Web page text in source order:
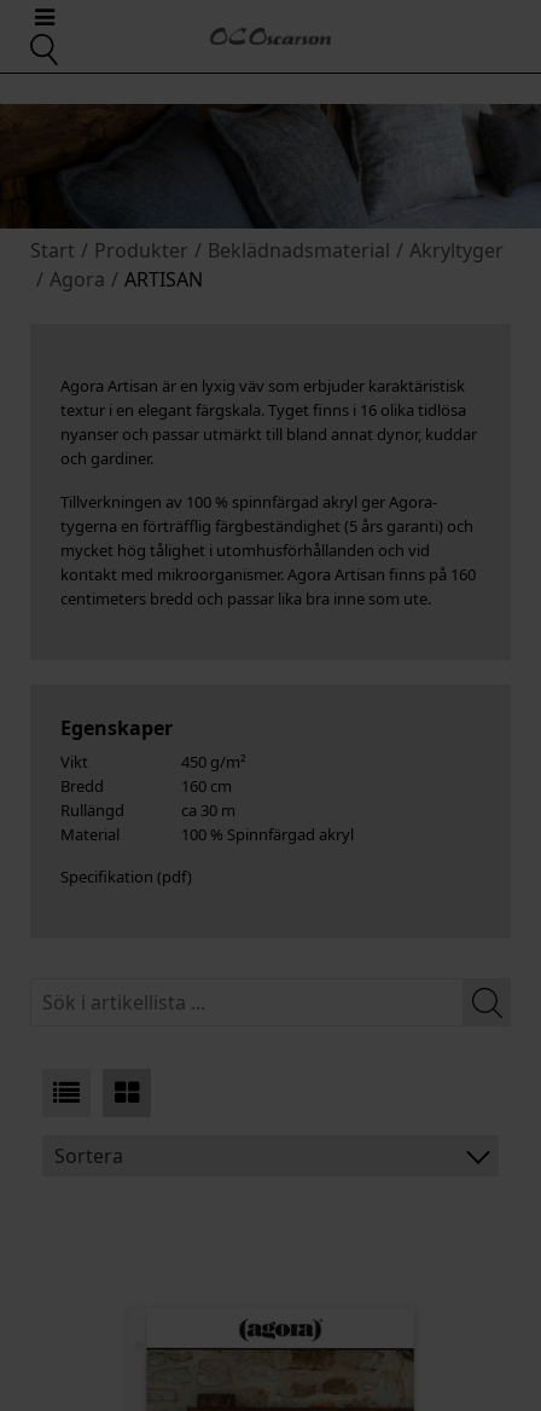
Start / Produkter / Beklädnadsmaterial / Akryltyger
/ Agora / ARTISAN
Agora Artisan är en lyxig väv som erbjuder karaktäristisk
textur i en elegant färgskala. Tyget finns i 16 olika tidlösa
nyanser och passar utmärkt till bland annat dynor, kuddar
och gardiner.
Tillverkningen av 100 % spinnfärgad akryl ger Agora-
tygerna en förträfflig färgbeständighet (5 års garanti) och
mycket hög tålighet i utomhusförhållanden och vid
kontakt med mikroorganismer. Agora Artisan finns på 160
centimeters bredd och passar lika bra inne som ute.
Egenskaper
Vikt
450 g/m²
Bredd
160 cm
Rullängd
ca 30 m
Material
100 % Spinnfärgad akryl
Specifikation
Sortera
ARTIKELKOD: